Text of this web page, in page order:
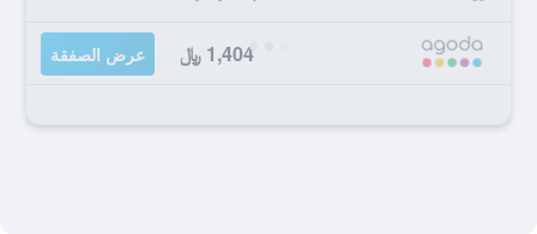
1,404 ﷼ عرض الصفقة